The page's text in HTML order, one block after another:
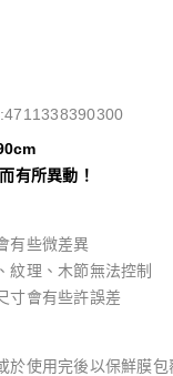
有所異動！
有些微差異
紋理、木節無法控制
寸會有些許誤差
於使用完後以保鮮膜